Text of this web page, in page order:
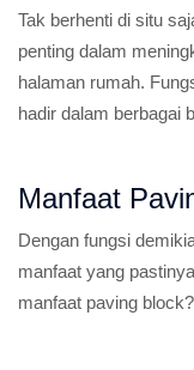
Tak berhenti di situ
penting dalam
halaman rumah.
hadir dalam berbagai
Manfaat
Dengan fungsi
manfaat yang
manfaat paving block?